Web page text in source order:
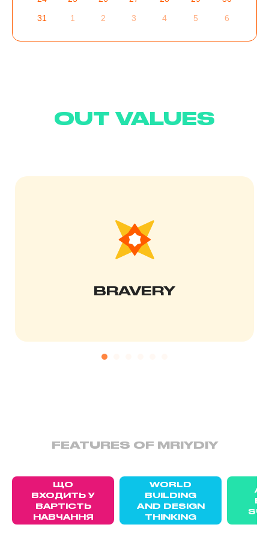
31
1 2 3 4 5 6
OUT VALUES
BRAVERY
FEATURES OF MRIYDIY
ЩО
ВХОДИТЬ У
ВАРТІСТЬ
НАВЧАННЯ
WORLD
BUILDING
AND DESIGN
THINKING